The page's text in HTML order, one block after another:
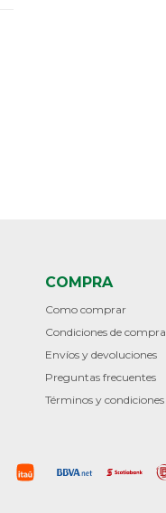
COMPRA
Como comprar
Condiciones de compra
Envíos y devoluciones
Preguntas frecuentes
Términos y condiciones